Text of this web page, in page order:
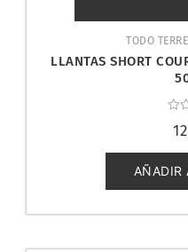
TODO
LLANTAS SHORT
con
de
5
AÑADIR